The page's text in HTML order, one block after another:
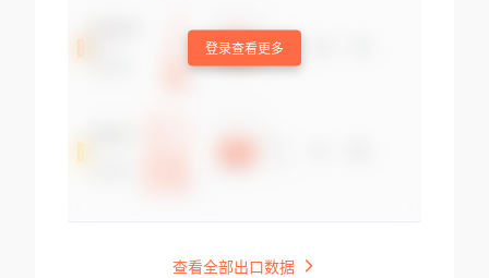
登录查看更多
查看全部出口数据